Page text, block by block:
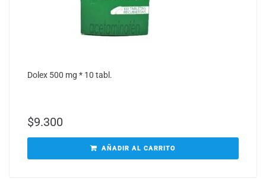
Dolex 500 mg * 10 tabl.
$9.300
AÑADIR AL CARRITO